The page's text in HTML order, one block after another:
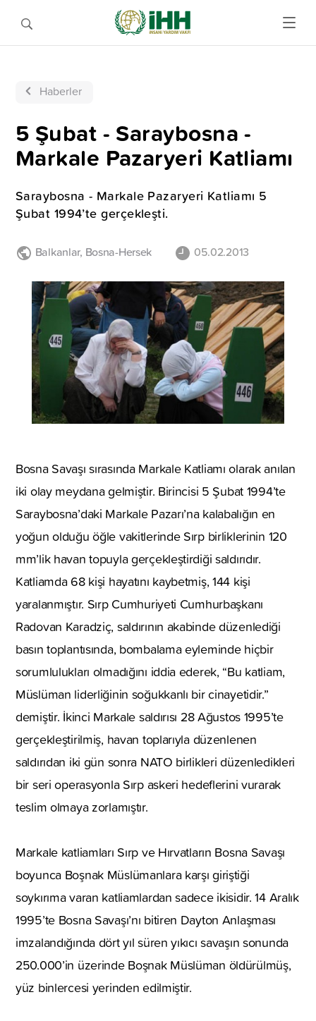
Haberler
5 Şubat - Saraybosna -
Markale Pazaryeri Katliamı
Saraybosna - Markale Pazaryeri Katliamı 5
Şubat 1994’te gerçekleşti.
Balkanlar, Bosna-Hersek 05.02.2013
Bosna Savaşı sırasında Markale Katliamı olarak anılan
iki olay meydana gelmiştir. Birincisi 5 Şubat 1994’te
Saraybosna’daki Markale Pazarı’na kalabalığın en
yoğun olduğu öğle vakitlerinde Sırp birliklerinin 120
mm’lik havan topuyla gerçekleştirdiği saldırıdır.
Katliamda 68 kişi hayatını kaybetmiş, 144 kişi
yaralanmıştır. Sırp Cumhuriyeti Cumhurbaşkanı
Radovan Karadziç, saldırının akabinde düzenlediği
basın toplantısında, bombalama eyleminde hiçbir
sorumlulukları olmadığını iddia ederek, “Bu katliam,
Müslüman liderliğinin soğukkanlı bir cinayetidir.”
demiştir. İkinci Markale saldırısı 28 Ağustos 1995’te
gerçekleştirilmiş, havan toplarıyla düzenlenen
saldırıdan iki gün sonra NATO birlikleri düzenledikleri
bir seri operasyonla Sırp askeri hedeflerini vurarak
teslim olmaya zorlamıştır.
Markale katliamları Sırp ve Hırvatların Bosna Savaşı
boyunca Boşnak Müslümanlara karşı giriştiği
soykırıma varan katliamlardan sadece ikisidir. 14 Aralık
1995’te Bosna Savaşı’nı bitiren Dayton Anlaşması
imzalandığında dört yıl süren yıkıcı savaşın sonunda
250.000’in üzerinde Boşnak Müslüman öldürülmüş,
yüz binlercesi yerinden edilmiştir.